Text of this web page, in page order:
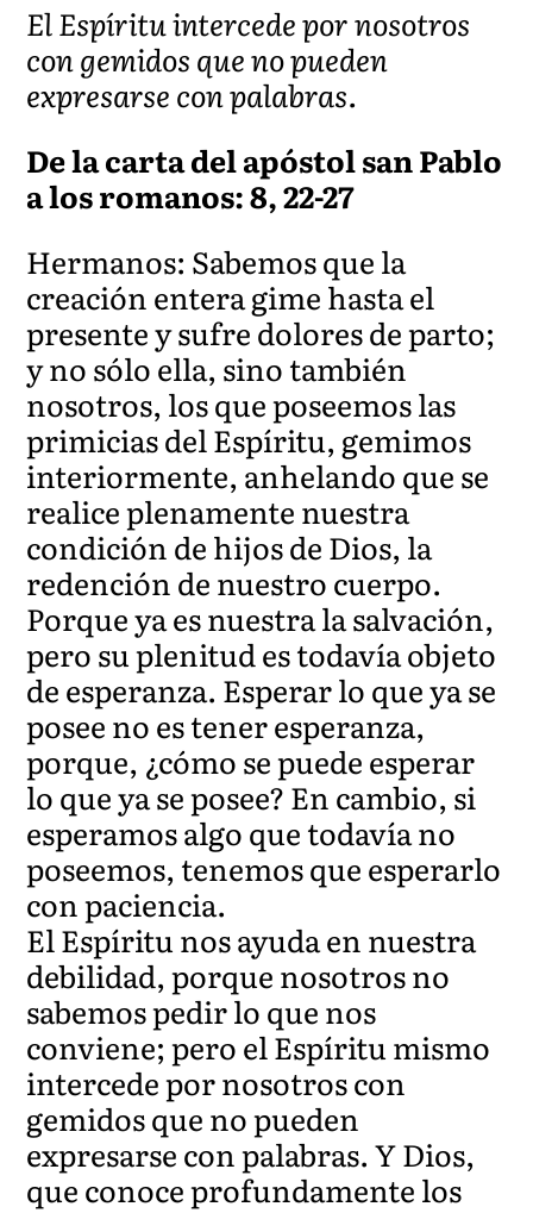
El Espíritu intercede por nosotros
con gemidos que no pueden
expresarse con palabras.
De la carta del apóstol san Pablo
a los romanos: 8, 22-27
Hermanos: Sabemos que la
creación entera gime hasta el
presente y sufre dolores de parto;
y no sólo ella, sino también
nosotros, los que poseemos las
primicias del Espíritu, gemimos
interiormente, anhelando que se
realice plenamente nuestra
condición de hijos de Dios, la
redención de nuestro cuerpo.
Porque ya es nuestra la salvación,
pero su plenitud es todavía objeto
de esperanza. Esperar lo que ya se
posee no es tener esperanza,
porque, ¿cómo se puede esperar
lo que ya se posee? En cambio, si
esperamos algo que todavía no
poseemos, tenemos que esperarlo
con paciencia.
El Espíritu nos ayuda en nuestra
debilidad, porque nosotros no
sabemos pedir lo que nos
conviene; pero el Espíritu mismo
intercede por nosotros con
gemidos que no pueden
expresarse con palabras. Y Dios,
que conoce profundamente los